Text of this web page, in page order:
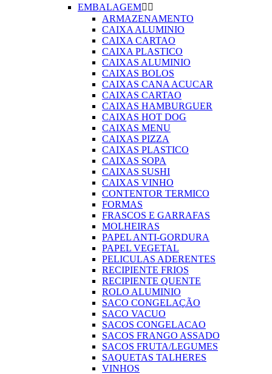
EMBALAGEM 
ARMAZENAMENTO
CAIXA ALUMINIO
CAIXA CARTAO
CAIXA PLASTICO
CAIXAS ALUMINIO
CAIXAS BOLOS
CAIXAS CANA ACUCAR
CAIXAS CARTAO
CAIXAS HAMBURGUER
CAIXAS HOT DOG
CAIXAS MENU
CAIXAS PIZZA
CAIXAS PLASTICO
CAIXAS SOPA
CAIXAS SUSHI
CAIXAS VINHO
CONTENTOR TERMICO
FORMAS
FRASCOS E GARRAFAS
MOLHEIRAS
PAPEL ANTI-GORDURA
PAPEL VEGETAL
PELICULAS ADERENTES
RECIPIENTE FRIOS
RECIPIENTE QUENTE
ROLO ALUMINIO
SACO CONGELAÇÃO
SACO VACUO
SACOS CONGELACAO
SACOS FRANGO ASSADO
SACOS FRUTA/LEGUMES
SAQUETAS TALHERES
VINHOS